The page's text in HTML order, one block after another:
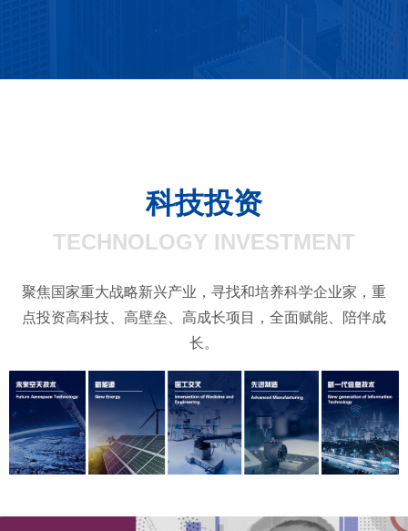
聚焦国家重大战略新兴产业，寻找和培养科学企业家，重
点投资高科技、高壁垒、高成长项目，全面赋能、陪伴成
长。
科技投资
TECHNOLOGY INVESTMENT